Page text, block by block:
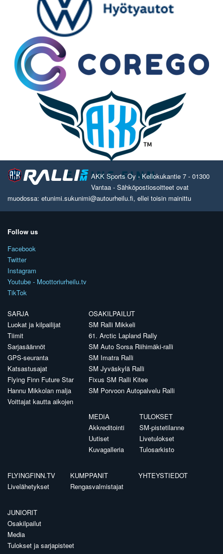
AKK Sports Oy - Kellokukantie 7 - 01300
Vantaa - Sähköpostiosoitteet ovat
muodossa: etunimi.sukunimi@autourheilu.fi, ellei toisin mainittu
Follow us
Facebook
Twitter
Instagram
Youtube - Moottoriurheilu.tv
TikTok
SARJA
Luokat ja kilpailijat
Tiimit
Sarjasäännöt
GPS-seuranta
Katsastusajat
Flying Finn Future Star
Hannu Mikkolan malja
Voittajat kautta aikojen
OSAKILPAILUT
SM Ralli Mikkeli
61. Arctic Lapland Rally
SM Auto Sorsa Riihimäki-ralli
SM Imatra Ralli
SM Jyväskylä Ralli
Fixus SM Ralli Kitee
SM Porvoon Autopalvelu Ralli
MEDIA
Akkreditointi
Uutiset
Kuvagalleria
TULOKSET
SM-pistetilanne
Livetulokset
Tulosarkisto
FLYINGFINN.TV
Livelähetykset
KUMPPANIT
Rengasvalmistajat
YHTEYSTIEDOT
JUNIORIT
Osakilpailut
Media
Tulokset ja sarjapisteet